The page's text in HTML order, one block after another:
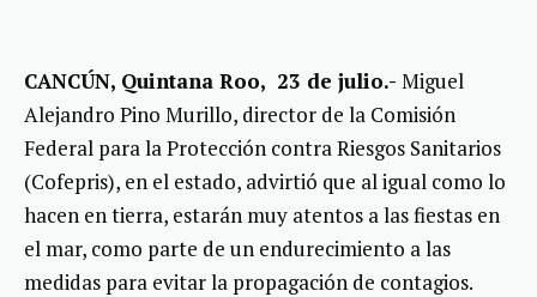
CANCÚN, Quintana Roo, 23 de julio.- Miguel
Alejandro Pino Murillo, director de la Comisión
Federal para la Protección contra Riesgos Sanitarios
(Cofepris), en el estado, advirtió que al igual como lo
hacen en tierra, estarán muy atentos a las fiestas en
el mar, como parte de un endurecimiento a las
medidas para evitar la propagación de contagios.